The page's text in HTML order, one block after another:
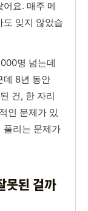
요. 매주 메
도 잊지 않았습
명 넘는데
데 8년 동안
건, 한 자리
인 문제가 있
풀리는 문제가
못된 걸까